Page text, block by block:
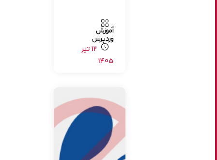
آموزش
وردپرس
12 تیر
1405